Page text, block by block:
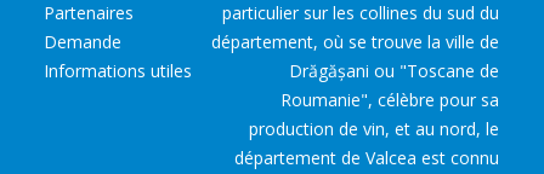
Partenaires
Demande
Informations utiles
particulier sur les collines du sud du
département, où se trouve la ville de
Drăgășani ou "Toscane de
Roumanie", célèbre pour sa
production de vin, et au nord, le
département de Valcea est connu